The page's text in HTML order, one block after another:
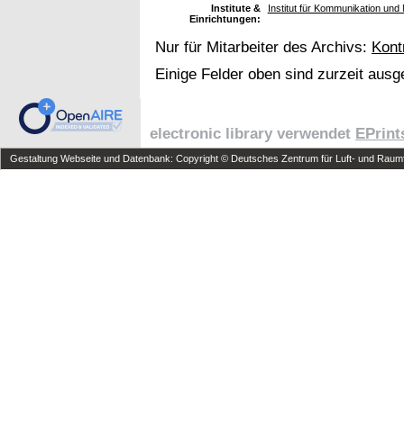
Institute &
Einrichtungen:
Institut für Kommunikation
Nur für Mitarbeiter des Archivs:
Einige Felder oben sind zurzeit
electronic library verwendet
Gestaltung Webseite und Datenbank: Copyright © Deutsches Zentrum für Luft- und